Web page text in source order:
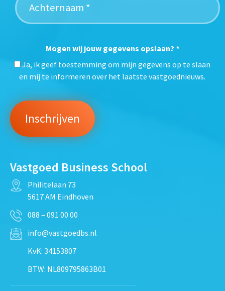
Mogen wij jouw gegevens opslaan? *
Ja, ik geef toestemming om mijn gegevens op te slaan
en mij te informeren over het laatste vastgoednieuws.
Vastgoed Business School
Philitelaan 73
5617 AM Eindhoven
088 – 091 00 00
info@vastgoedbs.nl
KvK: 34153807
BTW: NL809795863B01